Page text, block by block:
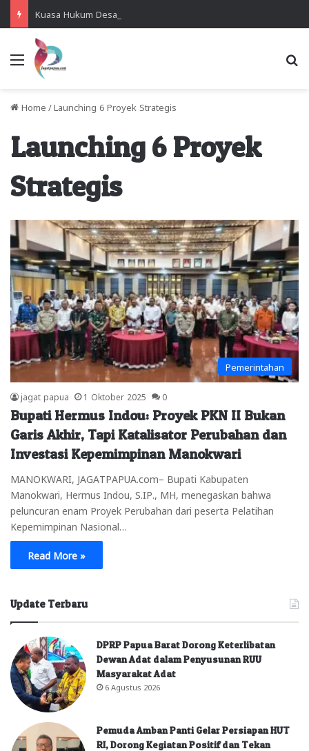
Menu
Home / Launching 6 Proyek Strategis
Launching 6 Proyek
Strategis
Pemerintahan
jagat papua 1 Oktober 2025 0
Bupati Hermus Indou: Proyek PKN II Bukan
Garis Akhir, Tapi Katalisator Perubahan dan
Investasi Kepemimpinan Manokwari
MANOKWARI, JAGATPAPUA.com– Bupati Kabupaten
Manokwari, Hermus Indou, S.IP., MH, menegaskan bahwa
peluncuran enam Proyek Perubahan dari peserta Pelatihan
Kepemimpinan Nasional…
Read More »
Update Terbaru
DPRP Papua Barat Dorong Keterlibatan
Dewan Adat dalam Penyusunan RUU
Masyarakat Adat
6 Agustus 2026
Pemuda Amban Panti Gelar Persiapan HUT
RI, Dorong Kegiatan Positif dan Tekan